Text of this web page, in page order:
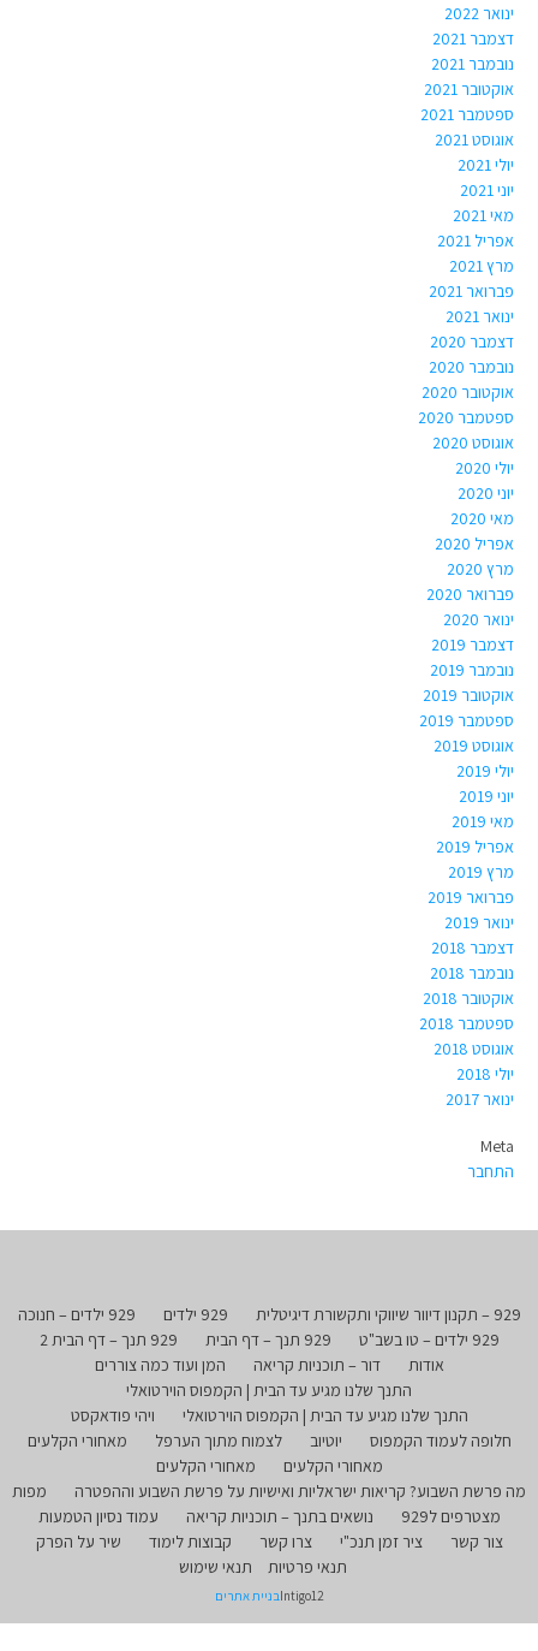
ינואר 2022
דצמבר 2021
נובמבר 2021
אוקטובר 2021
ספטמבר 2021
אוגוסט 2021
יולי 2021
יוני 2021
מאי 2021
אפריל 2021
מרץ 2021
פברואר 2021
ינואר 2021
דצמבר 2020
נובמבר 2020
אוקטובר 2020
ספטמבר 2020
אוגוסט 2020
יולי 2020
יוני 2020
מאי 2020
אפריל 2020
מרץ 2020
פברואר 2020
ינואר 2020
דצמבר 2019
נובמבר 2019
אוקטובר 2019
ספטמבר 2019
אוגוסט 2019
יולי 2019
יוני 2019
מאי 2019
אפריל 2019
מרץ 2019
פברואר 2019
ינואר 2019
דצמבר 2018
נובמבר 2018
אוקטובר 2018
ספטמבר 2018
אוגוסט 2018
יולי 2018
ינואר 2017
Meta
התחבר
929 – תקנון דיוור שיווקי ותקשורת דיגיטלית 929 ילדים
929 ילדים – חנוכה
929 ילדים – טו בשב"ט
929 תנך – דף הבית
929 תנך – דף הבית 2
אודות
דור – תוכניות קריאה
המן ועוד כמה צוררים
התנך שלנו מגיע עד הבית | הקמפוס הוירטואלי
התנך שלנו מגיע עד הבית | הקמפוס הוירטואלי
ויהי פודאקסט
חלופה לעמוד הקמפוס
יוטיוב לצמוח מתוך הערפל
מאחורי הקלעים
מאחורי הקלעים
מאחורי הקלעים
מה פרשת השבוע? קריאות ישראליות ואישיות על פרשת השבוע וההפטרה
מפות
מצטרפים ל929
נושאים בתנך – תוכניות קריאה
עמוד נסיון הטמעות
צור קשר
ציר זמן תנכ"י צרו קשר קבוצות לימוד
שיר על הפרק
תנאי פרטיות
תנאי שימוש
Intigo12בניית אתרים